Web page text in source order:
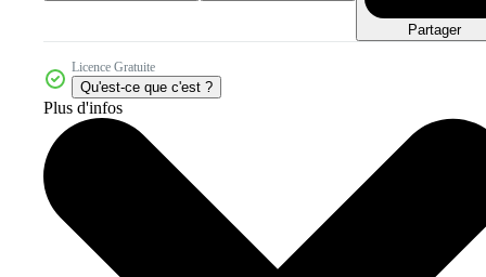
Partager
Licence Gratuite
Qu'est-ce que c'est ?
Plus d'infos